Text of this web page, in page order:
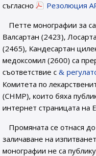
съгласно
Резолюция
Петте монографии за
Валсартан (2423),
(2465), Кандесартан
медоксомил (2600) са
съответствие с
Комитета по
(CHMP), които бяха
интернет страницата на
Промяната се отнася
заличаване на
монографии не са